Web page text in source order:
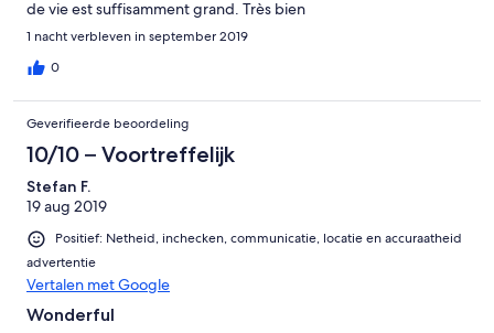
de vie est suffisamment grand. Très bien
1 nacht verbleven in september 2019
0
Geverifieerde beoordeling
10/10 – Voortreffelijk
Stefan F.
19 aug 2019
Positief: Netheid, inchecken, communicatie, locatie en accuraatheid
advertentie
Vertalen met Google
Wonderful